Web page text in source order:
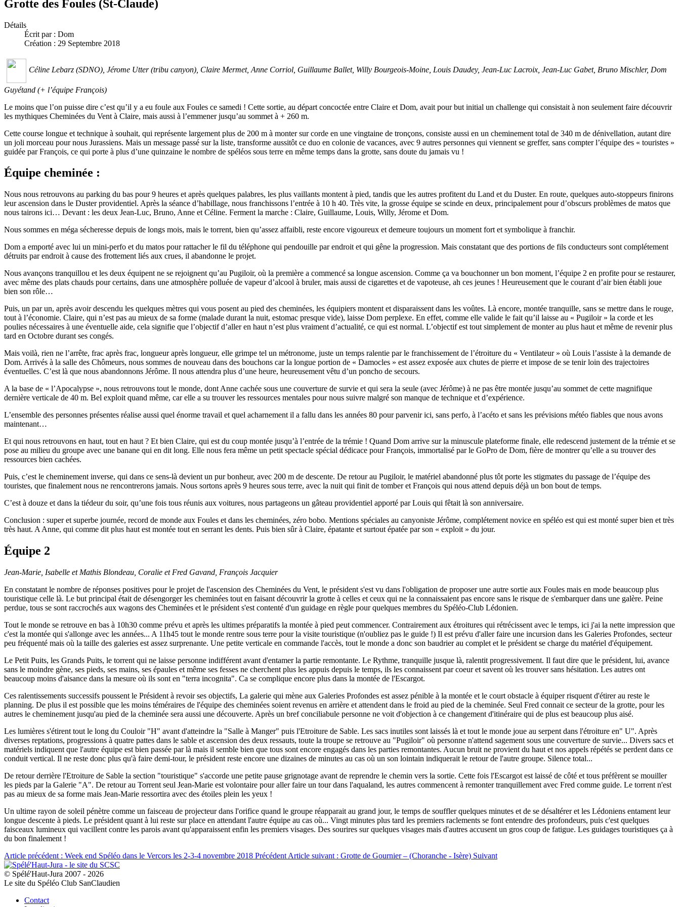
Grotte des Foules (St-Claude)
Détails
Écrit par : Dom
Création : 29 Septembre 2018
Céline Lebarz (SDNO), Jérome Utter (tribu canyon), Claire Mermet, Anne Corriol, Guillaume Ballet, Willy Bourgeois-Moine, Louis Daudey, Jean-Luc Lacroix, Jean-Luc Gabet, Bruno Mischler, Dom
Guyétand (+ l’équipe François)
Le moins que l’on puisse dire c’est qu’il y a eu foule aux Foules ce samedi ! Cette sortie, au départ concoctée entre Claire et Dom, avait pour but initial un challenge qui consistait à non seulement faire découvrir
les mythiques Cheminées du Vent à Claire, mais aussi à l’emmener jusqu’au sommet à + 260 m.
Cette course longue et technique à souhait, qui représente largement plus de 200 m à monter sur corde en une vingtaine de tronçons, consiste aussi en un cheminement total de 340 m de dénivellation, autant dire
un joli morceau pour nous Jurassiens. Mais un message passé sur la liste, transforme aussitôt ce duo en colonie de vacances, avec 9 autres personnes qui viennent se greffer, sans compter l’équipe des « touristes »
guidée par François, ce qui porte à plus d’une quinzaine le nombre de spéléos sous terre en même temps dans la grotte, sans doute du jamais vu !
Équipe cheminée :
Nous nous retrouvons au parking du bas pour 9 heures et après quelques palabres, les plus vaillants montent à pied, tandis que les autres profitent du Land et du Duster. En route, quelques auto-stoppeurs finirons
leur ascension dans le Duster providentiel. Après la séance d’habillage, nous franchissons l’entrée à 10 h 40. Très vite, la grosse équipe se scinde en deux, principalement pour d’obscurs problèmes de matos que
nous tairons ici… Devant : les deux Jean-Luc, Bruno, Anne et Céline. Ferment la marche : Claire, Guillaume, Louis, Willy, Jérome et Dom.
Nous sommes en méga sécheresse depuis de longs mois, mais le torrent, bien qu’assez affaibli, reste encore vigoureux et demeure toujours un moment fort et symbolique à franchir.
Dom a emporté avec lui un mini-perfo et du matos pour rattacher le fil du téléphone qui pendouille par endroit et qui gêne la progression. Mais constatant que des portions de fils conducteurs sont complétement
détruits par endroit à cause des frottement liés aux crues, il abandonne le projet.
Nous avançons tranquillou et les deux équipent ne se rejoignent qu’au Pugiloir, où la première a commencé sa longue ascension. Comme ça va bouchonner un bon moment, l’équipe 2 en profite pour se restaurer,
avec même des plats chauds pour certains, dans une atmosphère polluée de vapeur d’alcool à bruler, mais aussi de cigarettes et de vapoteuse, ah ces jeunes ! Heureusement que le courant d’air bien établi joue
bien son rôle…
Puis, un par un, après avoir descendu les quelques mètres qui vous posent au pied des cheminées, les équipiers montent et disparaissent dans les voûtes. Là encore, montée tranquille, sans se mettre dans le rouge,
tout à l’économie. Claire, qui n’est pas au mieux de sa forme (malade durant la nuit, estomac presque vide), laisse Dom perplexe. En effet, comme elle valide le fait qu’il laisse au « Pugiloir » la corde et les
poulies nécessaires à une éventuelle aide, cela signifie que l’objectif d’aller en haut n’est plus vraiment d’actualité, ce qui est normal. L’objectif est tout simplement de monter au plus haut et même de revenir plus
tard en Octobre durant ses congés.
Mais voilà, rien ne l’arrête, frac après frac, longueur après longueur, elle grimpe tel un métronome, juste un temps ralentie par le franchissement de l’étroiture du « Ventilateur » où Louis l’assiste à la demande de
Dom. Arrivés à la salle des Chômeurs, nous sommes de nouveau dans des bouchons car la longue portion de « Damocles » est assez exposée aux chutes de pierre et impose de se tenir loin des trajectoires
éventuelles. C’est là que nous abandonnons Jérôme. Il nous attendra plus d’une heure, heureusement vêtu d’un poncho de secours.
A la base de « l’Apocalypse », nous retrouvons tout le monde, dont Anne cachée sous une couverture de survie et qui sera la seule (avec Jérôme) à ne pas être montée jusqu’au sommet de cette magnifique
dernière verticale de 40 m. Bel exploit quand même, car elle a su trouver les ressources mentales pour nous suivre malgré son manque de technique et d’expérience.
L’ensemble des personnes présentes réalise aussi quel énorme travail et quel acharnement il a fallu dans les années 80 pour parvenir ici, sans perfo, à l’acéto et sans les prévisions météo fiables que nous avons
maintenant…
Et qui nous retrouvons en haut, tout en haut ? Et bien Claire, qui est du coup montée jusqu’à l’entrée de la trémie ! Quand Dom arrive sur la minuscule plateforme finale, elle redescend justement de la trémie et se
pose au milieu du groupe avec une banane qui en dit long. Elle nous fera même un petit spectacle spécial dédicace pour François, immortalisé par le GoPro de Dom, fière de montrer qu’elle a su trouver des
ressources bien cachées.
Puis, c’est le cheminement inverse, qui dans ce sens-là devient un pur bonheur, avec 200 m de descente. De retour au Pugiloir, le matériel abandonné plus tôt porte les stigmates du passage de l’équipe des
touristes, que finalement nous ne rencontrerons jamais. Nous sortons après 9 heures sous terre, avec la nuit qui finit de tomber et François qui nous attend depuis déjà un bon bout de temps.
C’est à douze et dans la tiédeur du soir, qu’une fois tous réunis aux voitures, nous partageons un gâteau providentiel apporté par Louis qui fêtait là son anniversaire.
Conclusion : super et superbe journée, record de monde aux Foules et dans les cheminées, zéro bobo. Mentions spéciales au canyoniste Jérôme, complétement novice en spéléo est qui est monté super bien et très
très haut. A Anne, qui comme dit plus haut est montée tout en serrant les dents. Puis bien sûr à Claire, épatante et surtout épatée par son « exploit » du jour.
Équipe 2
Jean-Marie, Isabelle et Mathis Blondeau, Coralie et Fred Gavand, François Jacquier
En constatant le nombre de réponses positives pour le projet de l'ascension des Cheminées du Vent, le président s'est vu dans l'obligation de proposer une autre sortie aux Foules mais en mode beaucoup plus
touristique celle là. Le but principal était de désengorger les cheminées tout en faisant découvrir la grotte à celles et ceux qui ne la connaissaient pas encore sans le risque de s'embarquer dans une galère. Peine
perdue, tous se sont raccrochés aux wagons des Cheminées et le président s'est contenté d'un guidage en règle pour quelques membres du Spéléo-Club Lédonien.
Tout le monde se retrouve en bas à 10h30 comme prévu et après les ultimes préparatifs la montée à pied peut commencer. Contrairement aux étroitures qui rétrécissent avec le temps, ici j'ai la nette impression que
c'est la montée qui s'allonge avec les années... A 11h45 tout le monde rentre sous terre pour la visite touristique (n'oubliez pas le guide !) Il est prévu d'aller faire une incursion dans les Galeries Profondes, secteur
peu fréquenté mais où la taille des galeries est assez surprenante. Une petite verticale en commande l'accès, tout le monde a donc son baudrier au complet et le président se charge du matériel d'équipement.
Le Petit Puits, les Grands Puits, le torrent qui ne laisse personne indifférent avant d'entamer la partie remontante. Le Rythme, tranquille jusque là, ralentit progressivement. Il faut dire que le président, lui, avance
sans le moindre gène, ses pieds, ses mains, ses épaules et même ses fesses ne cherchent plus les appuis depuis le temps, ils les connaissent par coeur et savent où les trouver sans hésitation. Les autres ont
beaucoup moins d'aisance dans la mesure où ils sont en "terra incognita". Ca se complique encore plus dans la montée de l'Escargot.
Ces ralentissements successifs poussent le Président à revoir ses objectifs, La galerie qui mène aux Galeries Profondes est assez pénible à la montée et le court obstacle à équiper risquent d'étirer au reste le
planning. De plus il est possible que les moins téméraires de l'équipe des cheminées soient revenus en arrière et attendent dans le froid au pied de la cheminée. Seul Fred connait ce secteur de la grotte, pour les
autres le cheminement jusqu'au pied de la cheminée sera aussi une découverte. Après un bref conciliabule personne ne voit d'objection à ce changement d'itinéraire qui de plus est beaucoup plus aisé.
Les lumières s'étirent tout le long du Couloir "H" avant d'atteindre la "Salle à Manger" puis l'Etroiture de Sable. Les sacs inutiles sont laissés là et tout le monde joue au serpent dans l'étroiture en" U". Après
diverses reptations, progressions à quatre pattes dans le sable et ascension des deux ressauts, toute la troupe se retrouve au "Pugiloir" où personne n'attend sagement sous une couverture de survie... Divers sacs et
matériels indiquent que l'autre équipe est bien passée par là mais il semble bien que tous sont encore engagés dans les parties remontantes. Aucun bruit ne provient du haut et nos appels répétés se perdent dans ce
conduit vertical. Il ne reste donc plus qu'à faire demi-tour, le président reste encore une dizaines de minutes au cas où un son lointain indiquerait le retour de l'autre groupe. Silence total...
De retour derrière l'Etroiture de Sable la section "touristique" s'accorde une petite pause grignotage avant de reprendre le chemin vers la sortie. Cette fois l'Escargot est laissé de côté et tous préfèrent se mouiller
les pieds par la Galerie "A". De retour au Torrent seul Jean-Marie est volontaire pour aller faire un tour dans l'aqualand, les autres commencent à remonter tranquillement avec Fred comme guide. Le torrent n'est
pas au mieux de sa forme mais Jean-Marie ressortira avec des étoiles plein les yeux !
Un ultime rayon de soleil pénètre comme un faisceau de projecteur dans l'orifice quand le groupe réapparait au grand jour, le temps de souffler quelques minutes et de se désaltérer et les Lédoniens entament leur
longue descente à pieds. Le président quant à lui reste sur place en attendant l'autre équipe au cas où... Vingt minutes plus tard les premiers raclements se font entendre des profondeurs, puis c'est quelques
faisceaux lumineux qui vacillent contre les parois avant qu'apparaissent enfin les premiers visages. Des sourires sur quelques visages mais d'autres accusent un gros coup de fatigue. Les guidages touristiques ça à
du bon finalement !
Article précédent : Week end Spéléo dans le Vercors les 2-3-4 novembre 2018 Précédent Article suivant : Grotte de Gournier – (Choranche - Isère) Suivant
© Spélé'Haut-Jura 2007 - 2026
Le site du Spéléo Club SanClaudien
Contact